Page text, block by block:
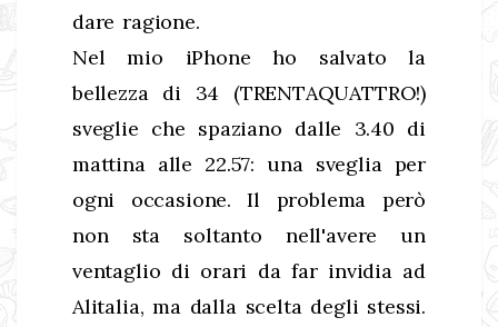
dare ragione.
Nel mio iPhone ho salvato la
bellezza di 34 (TRENTAQUATTRO!)
sveglie che spaziano dalle 3.40 di
mattina alle 22.57: una sveglia per
ogni occasione. Il problema però
non sta soltanto nell'avere un
ventaglio di orari da far invidia ad
Alitalia, ma dalla scelta degli stessi.